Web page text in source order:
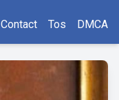
Contact Tos DMCA